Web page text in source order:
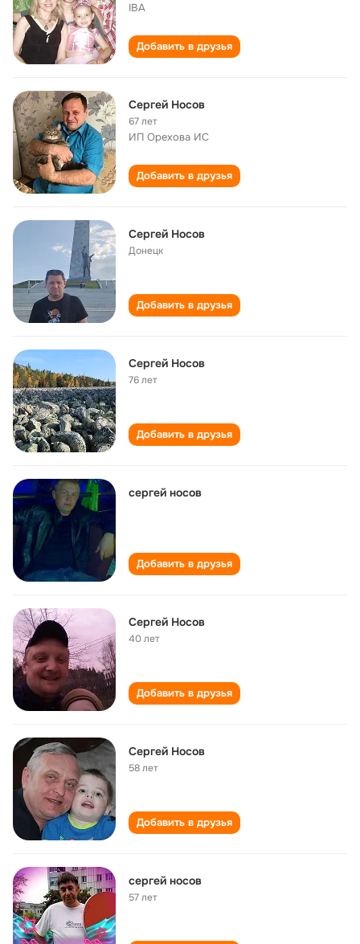
IBA
Добавить в друзья
Сергей Носов
67 лет
ИП Орехова ИС
Добавить в друзья
Сергей Носов
Донецк
Добавить в друзья
Сергей Носов
76 лет
Добавить в друзья
сергей носов
Добавить в друзья
Сергей Носов
40 лет
Добавить в друзья
Сергей Носов
58 лет
Добавить в друзья
сергей носов
57 лет